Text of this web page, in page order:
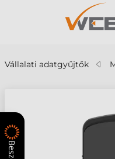
Vállalati adatgyűjtők